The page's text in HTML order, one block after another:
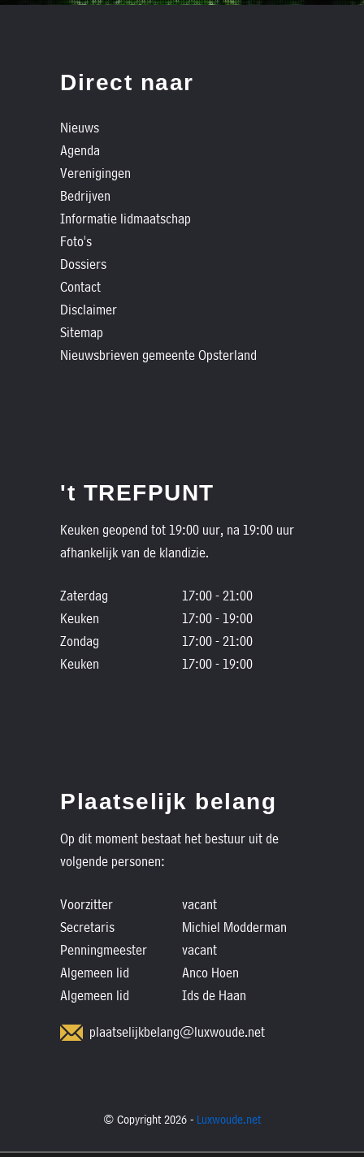
Direct naar
Nieuws
Agenda
Verenigingen
Bedrijven
Informatie lidmaatschap
Foto's
Dossiers
Contact
Disclaimer
Sitemap
Nieuwsbrieven gemeente Opsterland
't TREFPUNT
Keuken geopend tot 19:00 uur, na 19:00 uur
afhankelijk van de klandizie.
Zaterdag
17:00 - 21:00
Keuken
17:00 - 19:00
Zondag
17:00 - 21:00
Keuken
17:00 - 19:00
Plaatselijk belang
Op dit moment bestaat het bestuur uit de
volgende personen:
Voorzitter
vacant
Secretaris
Michiel Modderman
Penningmeester
vacant
Algemeen lid
Anco Hoen
Algemeen lid
Ids de Haan
plaatselijkbelang@luxwoude.net
© Copyright 2026 - Luxwoude.net
Historische
Dossiers
Contact
Nieuwsbrieven
gemeente
Opsterland